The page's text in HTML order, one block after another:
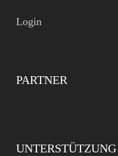
Login
PARTNER
UNTERSTÜTZUNG